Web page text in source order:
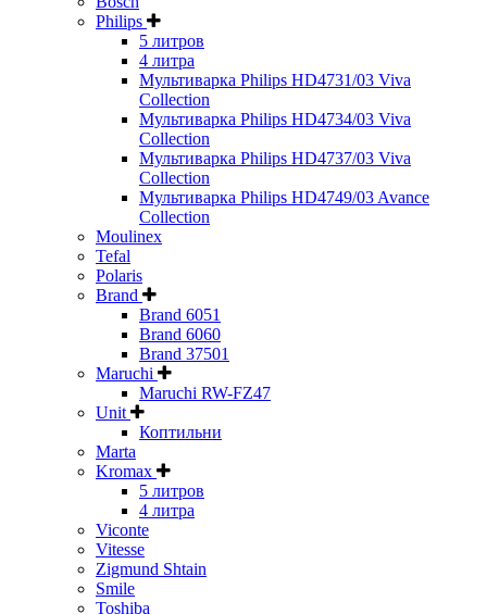
Philips
5 литров
4 литра
Мультиварка Philips HD4731/03 Viva
Collection
Мультиварка Philips HD4734/03 Viva
Collection
Мультиварка Philips HD4737/03 Viva
Collection
Мультиварка Philips HD4749/03 Avance
Collection
Moulinex
Tefal
Polaris
Brand
Brand 6051
Brand 6060
Brand 37501
Maruchi
Maruchi RW-FZ47
Unit
Коптильни
Marta
Kromax
5 литров
4 литра
Viconte
Vitesse
Zigmund Shtain
Smile
Toshiba